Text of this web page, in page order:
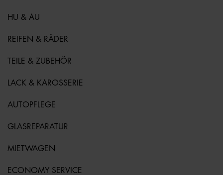
HU & AU
REIFEN & RÄDER
TEILE & ZUBEHÖR
LACK & KAROSSERIE
AUTOPFLEGE
GLASREPARATUR
MIETWAGEN
ECONOMY SERVICE